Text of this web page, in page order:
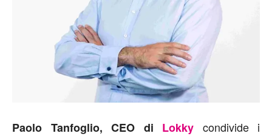
Paolo Tanfoglio, CEO di Lokky condivide i